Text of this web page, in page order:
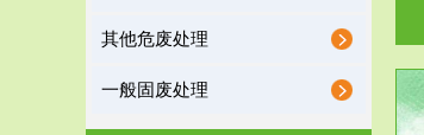
其他危废处理
一般固废处理